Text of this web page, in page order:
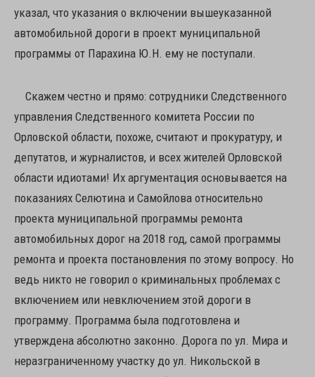
указал, что указания о включении вышеуказанной
автомобильной дороги в проект муниципальной
программы от Парахина Ю.Н. ему не поступали.
Скажем честно и прямо: сотрудники Следственного
управления Следственного комитета России по
Орловской области, похоже, считают и прокуратуру, и
депутатов, и журналистов, и всех жителей Орловской
области идиотами! Их аргументация основывается на
показаниях Селютина и Самойлова относительно
проекта муниципальной программы ремонта
автомобильных дорог на 2018 год, самой программы
ремонта и проекта постановления по этому вопросу. Но
ведь никто не говорил о криминальных проблемах с
включением или невключением этой дороги в
программу. Программа была подготовлена и
утверждена абсолютно законно. Дорога по ул. Мира и
неразграниченному участку до ул. Никольской в